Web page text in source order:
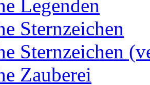
Legenden
Sternzeichen
Sternzeichen
Zauberei